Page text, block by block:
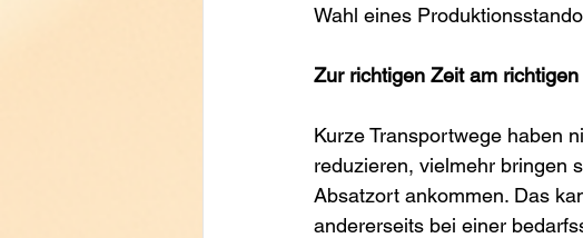
Wahl eines
Zur richtigen Zeit am
Kurze Transportwege haben
reduzieren, vielmehr bringen
Absatzort ankommen. Das
andererseits bei einer